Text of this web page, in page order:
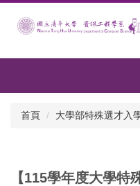
首頁 大學部特殊選才入
【115學年度大學